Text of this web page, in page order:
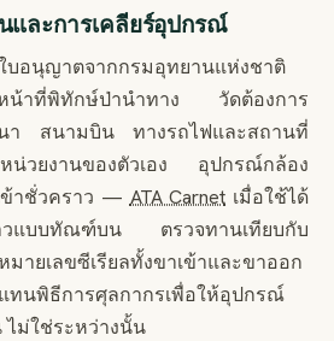
และการเคลียร์อุปกรณ์
บอนุญาตจากกรมอุทยานแห่งชาติ
หน้าที่พิทักษ์ป่านำทาง วัดต้องการ
า สนามบิน ทางรถไฟและสถานที่
น่วยงานของตัวเอง อุปกรณ์กล้อง
ข้าชั่วคราว — ATA Carnet เมื่อใช้ได้
าวแบบทัณฑ์บน ตรวจทานเทียบกับ
ายเลขซีเรียลทั้งขาเข้าและขาออก
ทนพิธีการศุลกากรเพื่อให้อุปกรณ์
ไม่ใช่ระหว่างนั้น